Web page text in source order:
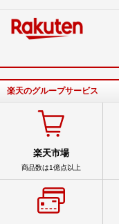
楽天のグループサービス
楽天市場
商品数は1億点以上